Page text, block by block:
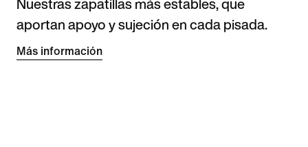
aportan apoyo y sujeción en cada pisada.
Más información